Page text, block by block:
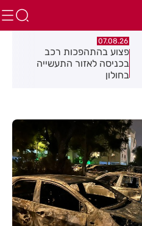
07.08.26
פצוע בהתהפכות רכב
בכניסה לאזור התעשייה
בחולון